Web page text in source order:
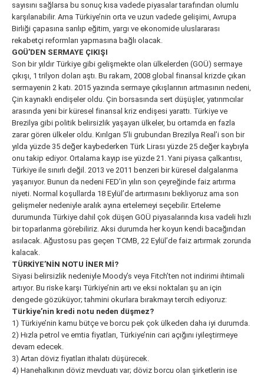
sayısını sağlarsa bu sonuç kısa vadede piyasalar tarafından olumlu
karşılanabilir. Ama Türkiye’nin orta ve uzun vadede gelişimi, Avrupa
Birliği çapasına sarılıp eğitim, yargı ve ekonomide uluslararası
rekabetçi reformları yapmasına bağlı olacak.
GOÜ’DEN SERMAYE ÇIKIŞI
Son bir yıldır Türkiye gibi gelişmekte olan ülkelerden (GOÜ) sermaye
çıkışı, 1 trilyon doları aştı. Bu rakam, 2008 global finansal krizde çıkan
sermayenin 2 katı. 2015 yazında sermaye çıkışlarının artmasının nedeni,
Çin kaynaklı endişeler oldu. Çin borsasında sert düşüşler, yatırımcılar
arasında yeni bir küresel finansal kriz endişesi yarattı. Türkiye ve
Brezilya gibi politik belirsizlik yaşayan ülkeler, bu ortamda en fazla
zarar gören ülkeler oldu. Kırılgan 5’li grubundan Brezilya Real’i son bir
yılda yüzde 35 değer kaybederken Türk Lirası yüzde 25 değer kaybıyla
onu takip ediyor. Ortalama kayıp ise yüzde 21. Yani piyasa çalkantısı,
Türkiye ile sınırlı değil. 2013 ve 2011 benzeri bir küresel dalgalanma
yaşanıyor. Bunun da nedeni FED’in yılın son çeyreğinde faiz artırma
niyeti. Normal koşullarda 18 Eylül’de artırmasını bekliyoruz ama son
gelişmeler nedeniyle aralık ayına ertelemeyi seçebilir. Erteleme
durumunda Türkiye dahil çok düşen GOÜ piyasalarında kısa vadeli hızlı
bir toparlanma görebiliriz. Aksi durumda her koyun kendi bacağından
asılacak. Ağustosu pas geçen TCMB, 22 Eylül’de faiz artırmak zorunda
kalacak.
TÜRKİYE’NİN NOTU İNER Mİ?
Siyasi belirsizlik nedeniyle Moody’s veya Fitch’ten not indirimi ihtimali
artıyor. Bu riske karşı Türkiye’nin artı ve eksi noktaları şu an için
dengede gözüküyor; tahmini okurlara bırakmayı tercih ediyoruz:
Türkiye’nin kredi notu neden düşmez?
1) Türkiye’nin kamu bütçe ve borcu pek çok ülkeden daha iyi durumda.
2) Hızla petrol ve emtia fiyatları, Türkiye’nin cari açığını iyileştirmeye
devam edecek.
3) Artan döviz fiyatları ithalatı düşürecek.
4) Hanehalkının döviz mevduatı var; döviz borcu olan şirketlerin ise